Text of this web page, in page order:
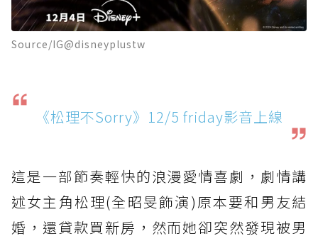
Source/IG@disneyplustw
《松理不Sorry》12/5 friday影音上線
這是一部節奏輕快的浪漫愛情喜劇，劇情講
述女主角松理(全昭旻飾演)原本要和男友結
婚，還貸款買新房，然而她卻突然發現被男